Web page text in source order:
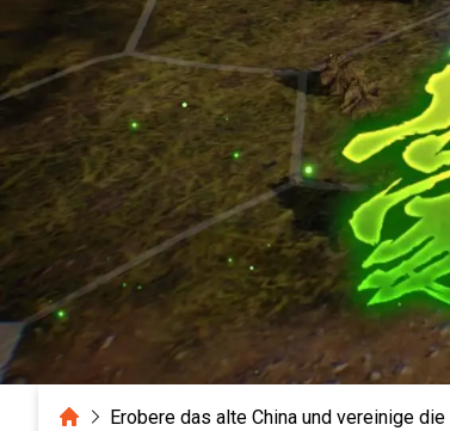
HomeErobere das alte China und vereinige